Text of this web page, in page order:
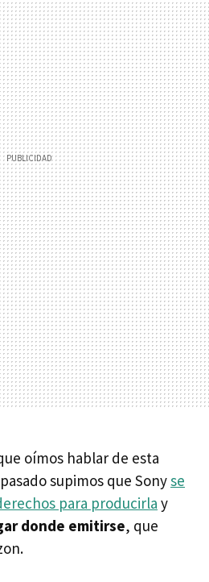
oímos hablar de esta
supimos que Sonyse
para producirla y
donde emitirse, que